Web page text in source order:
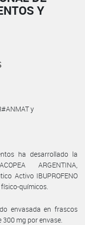
Y
y
ha desarrollado la
ARGENTINA,
Activo IBUPROFENO
químicos.
envasada en frascos
mg por envase.